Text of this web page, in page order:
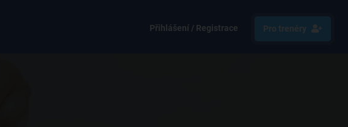
Přihlášení / Registrace Pro trenéry